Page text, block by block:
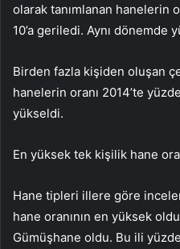
olarak tanımlanan hanelerin
10’a geriledi. Aynı dönemde
Birden fazla kişiden oluşan
hanelerin oranı 2014’te
yükseldi.
En yüksek tek kişilik hane
Hane tipleri illere göre
hane oranının en yüksek
Gümüşhane oldu. Bu ili